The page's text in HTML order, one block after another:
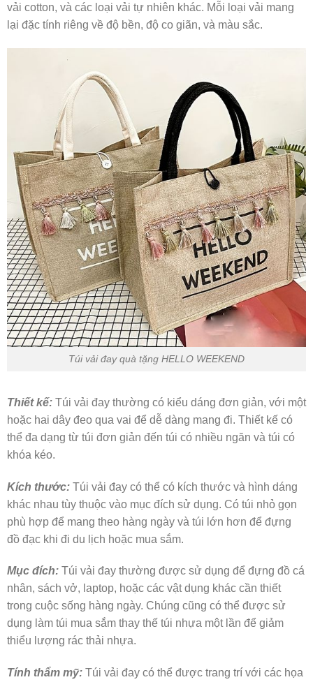
vải cotton, và các loại vải tự nhiên khác. Mỗi loại vải mang
lại đặc tính riêng về độ bền, độ co giãn, và màu sắc.
Túi vải đay quà tặng HELLO WEEKEND
Thiết kế: Túi vải đay thường có kiểu dáng đơn giản, với một
hoặc hai dây đeo qua vai để dễ dàng mang đi. Thiết kế có
thể đa dạng từ túi đơn giản đến túi có nhiều ngăn và túi có
khóa kéo.
Kích thước: Túi vải đay có thể có kích thước và hình dáng
khác nhau tùy thuộc vào mục đích sử dụng. Có túi nhỏ gọn
phù hợp để mang theo hàng ngày và túi lớn hơn để đựng
đồ đạc khi đi du lịch hoặc mua sắm.
Mục đích: Túi vải đay thường được sử dụng để đựng đồ cá
nhân, sách vở, laptop, hoặc các vật dụng khác cần thiết
trong cuộc sống hàng ngày. Chúng cũng có thể được sử
dụng làm túi mua sắm thay thế túi nhựa một lần để giảm
thiểu lượng rác thải nhựa.
Tính thẩm mỹ: Túi vải đay có thể được trang trí với các họa